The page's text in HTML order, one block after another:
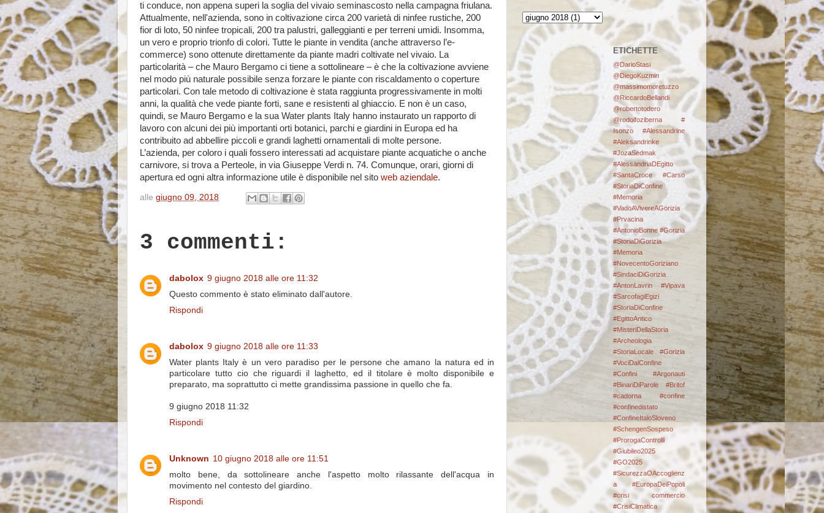
ti conduce, non appena superi la soglia del vivaio seminascosto nella campagna friulana.
Attualmente, nell'azienda, sono in coltivazione circa 200 varietà di ninfee rustiche, 200
fior di loto, 50 ninfee tropicali, 200 tra palustri, galleggianti e per terreni umidi. Insomma,
un vero e proprio trionfo di colori. Tutte le piante in vendita (anche attraverso l’e-
commerce) sono ottenute direttamente da piante madri coltivate nel vivaio. La
particolarità – che Mauro Bergamo ci tiene a sottolineare – è che la coltivazione avviene
nel modo più naturale possibile senza forzare le piante con riscaldamento o coperture
particolari. Con tale metodo di coltivazione è stata raggiunta progressivamente in molti
anni, la qualità che vede piante forti, sane e resistenti al ghiaccio. E non è un caso,
quindi, se Mauro Bergamo e la sua Water plants Italy hanno instaurato un rapporto di
lavoro con alcuni dei più importanti orti botanici, parchi e giardini in Europa ed ha
contribuito ad abbellire piccoli e grandi laghetti ornamentali di molte persone.
L’azienda, per coloro i quali fossero interessati ad acquistare piante acquatiche o anche
carnivore, si trova a Perteole, in via Giuseppe Verdi n. 74. Comunque, orari, giorni di
apertura ed ogni altra informazione utile è disponibile nel sito web aziendale.
alle giugno 09, 2018
3 commenti:
dabolox 9 giugno 2018 alle ore 11:32
Questo commento è stato eliminato dall'autore.
Rispondi
dabolox 9 giugno 2018 alle ore 11:33
Water plants Italy è un vero paradiso per le persone che amano la natura ed in
particolare tutto cio che riguardi il laghetto, ed il titolare è molto disponibile e
preparato, ma soprattutto ci mette grandissima passione in quello che fa.
9 giugno 2018 11:32
Rispondi
Unknown 10 giugno 2018 alle ore 11:51
molto bene, da sottolineare anche l'aspetto molto rilassante dell'acqua in
movimento nel contesto del giardino.
Rispondi
ETICHETTE
@DarioStasi
@DiegoKuzmin
@massimomoretuzzo
@RiccardoBellandi
@robertotodero
@rodolfoziberna
#
Isonzo
#Alessandrine
#Aleksandrinke
#JozaSedmak
#AlessandriaDEgitto
#SantaCroce #Carso
#StoriaDiConfine
#Memoria
#VadoAVivereAGorizia
#Prvacina
#AntonioBonne #Gorizia
#StoriaDiGorizia
#Memoria
#NovecentoGoriziano
#SindaciDiGorizia
#AntonLavrin #Vipava
#SarcofagiEgizi
#StoriaDiConfine
#EgittoAntico
#MisteriDellaStoria
#Archeologia
#StoriaLocale #Gorizia
#VociDalConfine
#Confini
#Argonauti
#BinariDiParole
#Britof
#cadorna
#confine
#confinedistato
#ConfineItaloSloveno
#SchengenSospeso
#ProrogaControlli
#Giubileo2025
#GO2025
#SicurezzaOAccoglienz
a #EuropaDeiPopoli
#crisi commercio
#CrisiClimatica